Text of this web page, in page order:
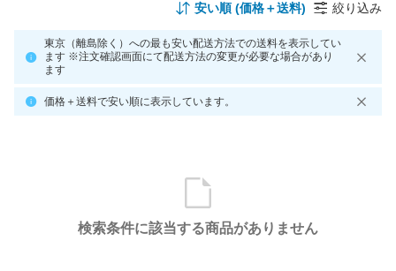
安い順 (価格＋送料) 絞り込み
東京（離島除く）への最も安い配送方法での送料を表示してい
ます ※注文確認画面にて配送方法の変更が必要な場合があり
ます
価格＋送料で安い順に表示しています。
検索条件に該当する商品がありません